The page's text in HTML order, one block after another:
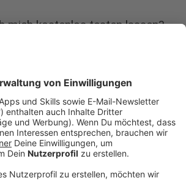
mich kostenlos testen lassen?
der Ankunft in Deutschland, also drei
auch ohne Krankheitsanzeichen
lassen. Das steht in einer
Jens
Tagen haben sich nur etwa die
aus Risikogebieten freiwillig
war einer aus 40 infiziert.